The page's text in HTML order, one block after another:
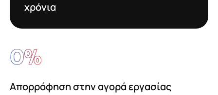
χρόνια
0%
Απορρόφηση στην αγορά εργασίας